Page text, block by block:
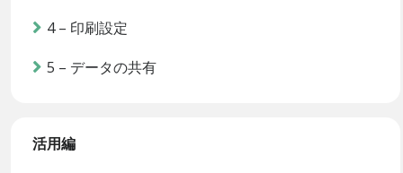
4 – 印刷設定
5 – データの共有
活用編